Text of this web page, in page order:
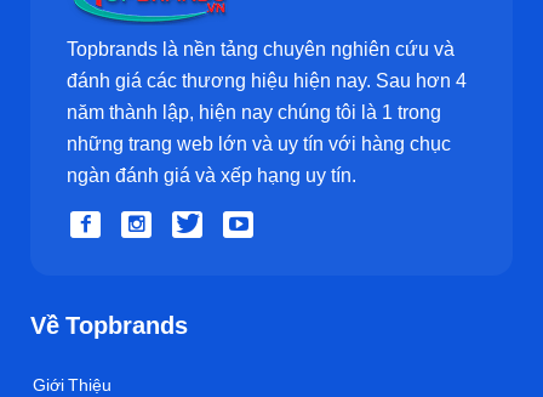
Topbrands là nền tảng chuyên nghiên cứu và
đánh giá các thương hiệu hiện nay. Sau hơn 4
năm thành lập, hiện nay chúng tôi là 1 trong
những trang web lớn và uy tín với hàng chục
ngàn đánh giá và xếp hạng uy tín.
Về Topbrands
Giới Thiệu